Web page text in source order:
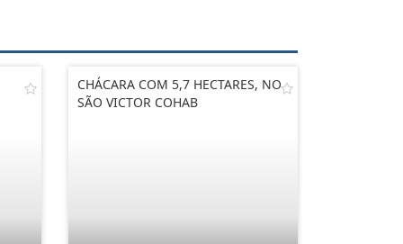
CHÁCARA COM 5,7 HECTARES, NO
SÃO VICTOR COHAB